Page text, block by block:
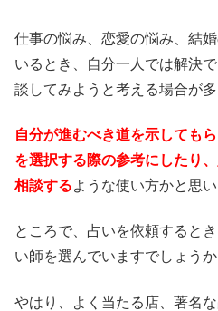
仕事の悩み、恋愛の悩み、結
いるとき、自分一人では解決
談してみようと考える場合が
自分が進むべき道を示しても
を選択する際の参考にしたり
相談するような使い方かと思い
ところで、占いを依頼すると
い師を選んでいますでしょうか
やはり、よく当たる店、著名